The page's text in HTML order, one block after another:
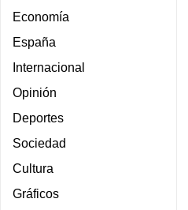
Economía
España
Internacional
Opinión
Deportes
Sociedad
Cultura
Gráficos